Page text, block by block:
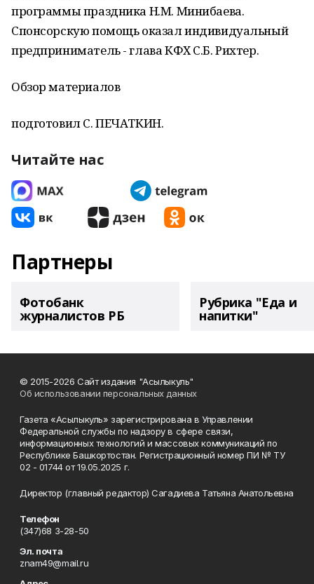
программы праздника Н.М. Минибаева.
Спонсорскую помощь оказал индивидуальный
предприниматель - глава КФХ С.Б. Рихтер.
Обзор материалов
подготовил С. ПЕЧАТКИН.
Читайте нас
Партнеры
Фотобанк
журналистов РБ
Рубрика "Еда и
напитки"
© 2015-2026 Сайт издания "Асылыкуль"
Об использовании персональных данных
Газета «Асылыкуль» зарегистрирована в Управлении
Федеральной службы по надзору в сфере связи,
информационных технологий и массовых коммуникаций по
Республике Башкортостан. Регистрационный номер ПИ № ТУ
02 - 01744 от 19.05.2025 г.
Директор (главный редактор) Сагадиева Татьяна Анатольевна
Телефон
(347)68 3-28-50
Эл. почта
znam49@mail.ru